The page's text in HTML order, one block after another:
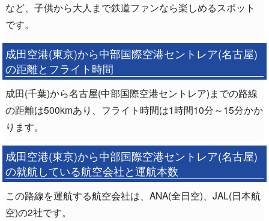
など、子供から大人まで鉄道ファンなら楽しめるスポット
です。
成田空港(東京)から中部国際空港セントレア(名古屋)
の距離とフライト時間
成田(千葉)から名古屋(中部国際空港セントレア)までの路線
の距離は500kmあり、フライト時間は1時間10分～15分かか
ります。
成田空港(東京)から中部国際空港セントレア(名古屋)
の就航している航空会社と運航本数
この路線を運航する航空会社は、ANA(全日空)、JAL(日本航
空)の2社です。